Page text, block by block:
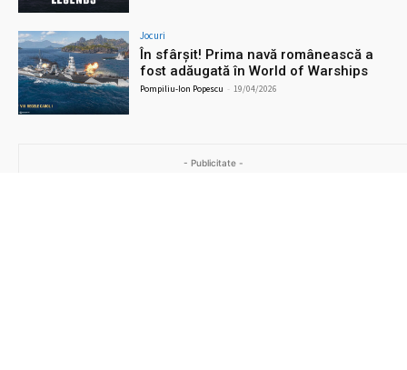
Jocuri
În sfârșit! Prima navă românească a
fost adăugată în World of Warships
Pompiliu-Ion Popescu - 19/04/2026
- Publicitate -